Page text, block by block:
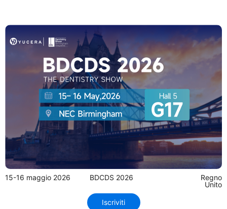
15-16 maggio 2026 BDCDS 2026
Regno
Unito
Iscriviti